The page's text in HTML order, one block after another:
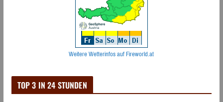
Weitere Wetterinfos auf Fireworld.at
TOP 3 IN 24 STUNDEN